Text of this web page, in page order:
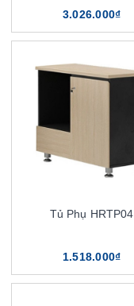
3.026.000₫
Tủ Phụ HRTP04
1.518.000₫